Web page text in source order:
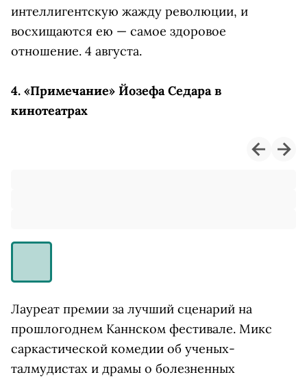
интеллигентскую жажду революции, и
восхищаются ею — самое здоровое
отношение. 4 августа.
4. «Примечание» Йозефа Седара в
кинотеатрах
Лауреат премии за лучший сценарий на
прошлогоднем Каннском фестивале. Микс
саркастической комедии об ученых-
талмудистах и драмы о болезненных